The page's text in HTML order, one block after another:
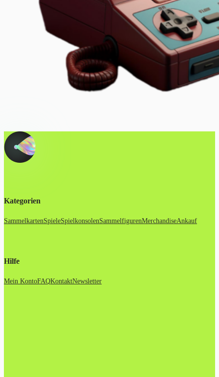
Kategorien
SammelkartenSpieleSpielkonsolenSammelfigurenMerchandiseAnkauf
Hilfe
Mein KontoFAQKontaktNewsletter